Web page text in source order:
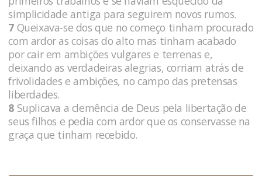
simplicidade antiga para seguirem novos rumos.
7 Queixava-se dos que no começo tinham procurado
com ardor as coisas do alto mas tinham acabado
por cair em ambições vulgares e terrenas e,
deixando as verdadeiras alegrias, corriam atrás de
frivolidades e ambições, no campo das pretensas
liberdades.
8 Suplicava a clemência de Deus pela libertação de
seus filhos e pedia com ardor que os conservasse na
graça que tinham recebido.